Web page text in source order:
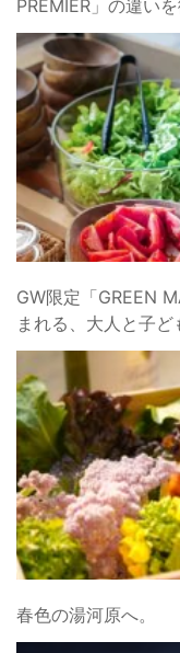
PREMIER」の違い
GW限定「GREEN
まれる、大人と子
春色の湯河原へ。